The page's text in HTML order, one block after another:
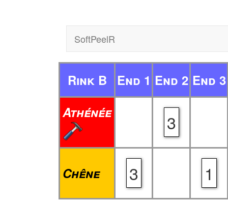
SoftPeelR
Rink B End 1 End 2 End 3
Athénée
3
Chêne 3 1